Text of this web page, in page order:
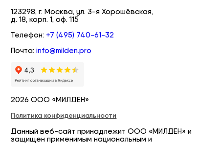
123298, г. Москва, ул. 3-я Хорошёвская,
д. 18, корп. 1, оф. 115
Телефон: +7 (495) 740-61-32
Почта:info@milden.pro
2026 ООО «МИЛДЕН»
Политика конфиденциальности
Данный веб-сайт принадлежит ООО «МИЛДЕН» и
защищен применимым национальным и